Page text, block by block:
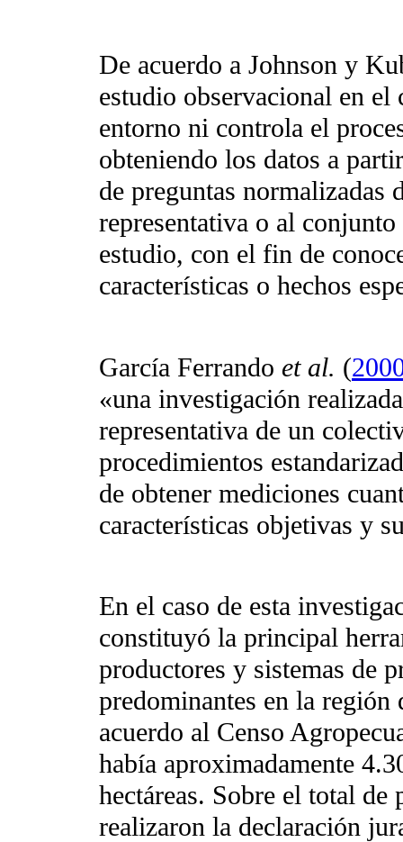
De acuerdo a Johnson y
estudio observacional en
entorno ni controla el
obteniendo los datos a
de preguntas normalizadas
representativa o al
estudio, con el fin de
características o hechos
García Ferrando et al. (
«una investigación
representativa de un
procedimientos
de obtener mediciones
características objetivas y
En el caso de esta
constituyó la principal
productores y sistemas de
predominantes en la región
acuerdo al Censo
había aproximadamente
hectáreas. Sobre el total
realizaron la declaración